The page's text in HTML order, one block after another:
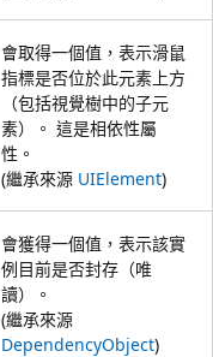
會取得一個值，表示滑鼠
指標是否位於此元素上方
（包括視覺樹中的子元
素）。 這是相依性屬
性。
(繼承來源 UIElement)
會獲得一個值，表示該實
例目前是否封存（唯
讀）。
(繼承來源
DependencyObject)